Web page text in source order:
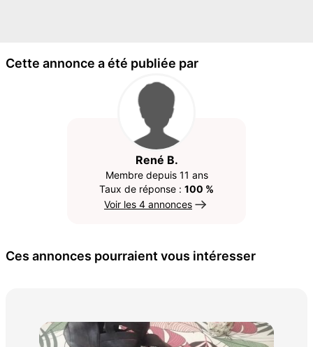
Cette annonce a été publiée par
René B.
Membre depuis 11 ans
Taux de réponse : 100 %
Voir les 4 annonces
Ces annonces pourraient vous intéresser